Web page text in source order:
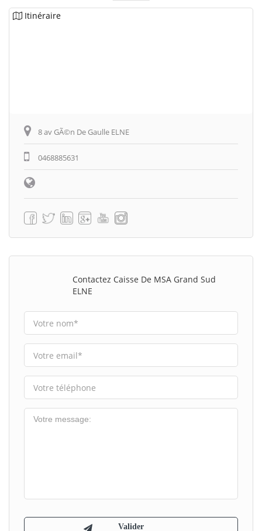
Itinéraire
8 av GÃ©n De Gaulle ELNE
0468885631
Contactez Caisse De MSA Grand Sud
ELNE